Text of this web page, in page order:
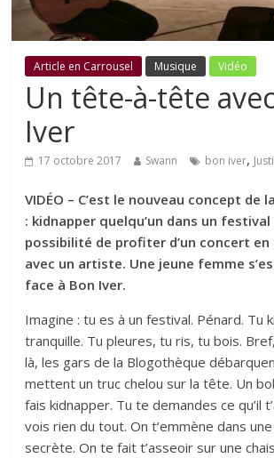
Article en Carrousel Musique Vidéo
Un tête-à-tête
Iver
17 octobre 2017 Swann bon iver,
VIDÉO – C’est le nouveau concept de
: kidnapper quelqu’un dans un
possibilité de profiter d’un concert
avec un artiste. Une jeune femme
face à Bon Iver.
Imagine : tu es à un festival. Pénard. Tu
tranquille. Tu pleures, tu ris, tu bois.
là, les gars de la Blogothèque
mettent un truc chelou sur la tête. Un
fais kidnapper. Tu te demandes ce qu’il
vois rien du tout. On t’emmène dans
secrète. On te fait t’asseoir sur une